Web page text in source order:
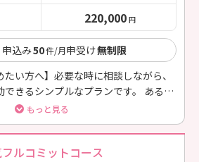
220,000 円
申込み50件/月申受け無制限
たい方へ】必要な時に相談しながら、
できるシンプルなプランです。 ある程
すめです。
もっと見る
ルコミットコース